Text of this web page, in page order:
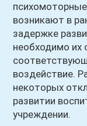
возникают в
задержке
необходимо их
воздействие.
некоторых
развитии
учреждении.